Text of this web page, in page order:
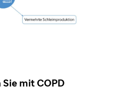
mit COPD